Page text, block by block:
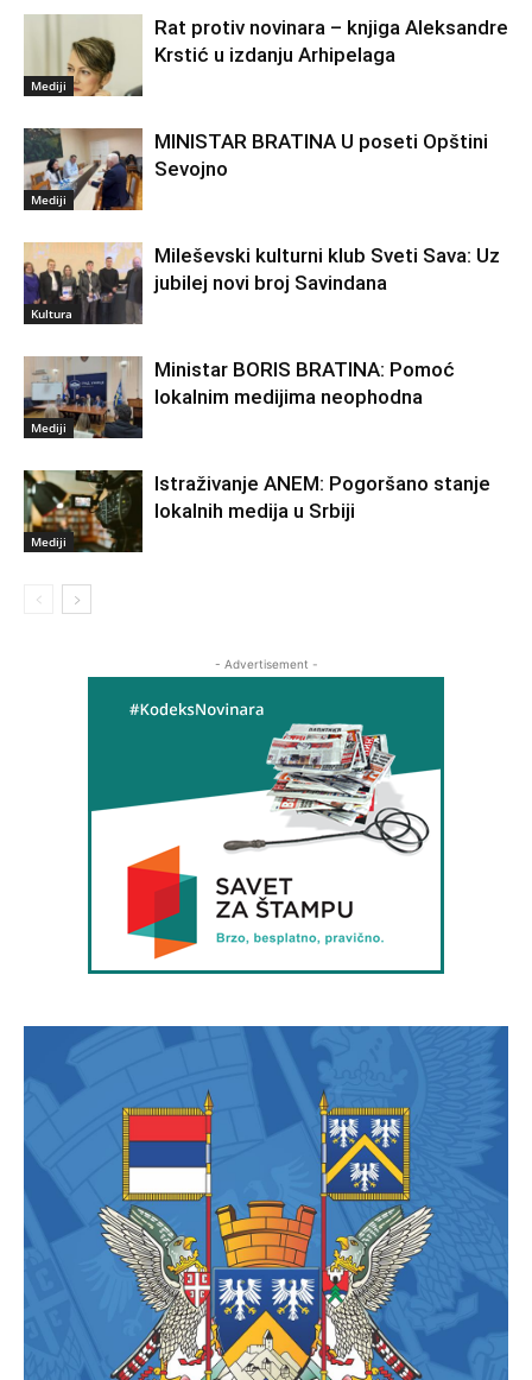
Mediji
Rat protiv novinara – knjiga Aleksandre
Krstić u izdanju Arhipelaga
Mediji
MINISTAR BRATINA U poseti Opštini
Sevojno
Kultura
Mileševski kulturni klub Sveti Sava: Uz
jubilej novi broj Savindana
Mediji
Ministar BORIS BRATINA: Pomoć
lokalnim medijima neophodna
Mediji
Istraživanje ANEM: Pogoršano stanje
lokalnih medija u Srbiji
- Advertisement -